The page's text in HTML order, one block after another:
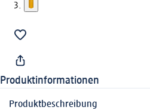
Produktinformationen
Produktbeschreibung